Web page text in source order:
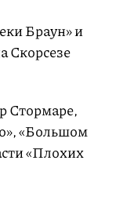
Браун» и
Скорсезе
Стормаре,
«Большом
«Плохих